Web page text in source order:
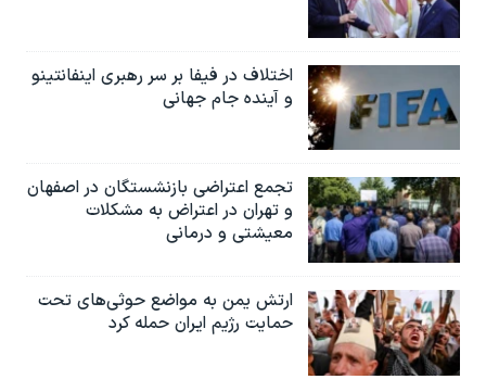
اختلاف در فیفا بر سر رهبری اینفانتینو
و آینده جام جهانی
تجمع اعتراضی بازنشستگان در اصفهان
و تهران در اعتراض به مشکلات
معیشتی و درمانی
ارتش یمن به مواضع حوثی‌های تحت
حمایت رژیم ایران حمله کرد